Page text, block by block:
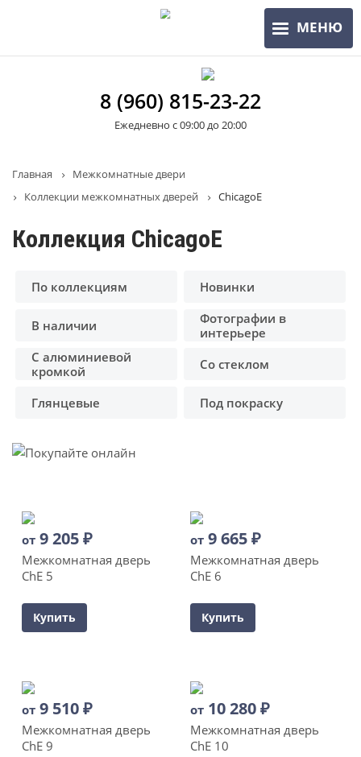
МЕНЮ
8 (960) 815-23-22
Ежедневно с 09:00 до 20:00
Строка
навигации
Главная
Межкомнатные двери
Коллекции межкомнатных дверей
ChicagoE
Коллекция ChicagoE
По коллекциям Новинки
В наличии
Фотографии в
интерьере
С алюминиевой
кромкой
Со стеклом
Глянцевые Под покраску
от 9 205₽
Межкомнатная дверь
ChE 5
Купить
от 9 665₽
Межкомнатная дверь
ChE 6
Купить
от 9 510₽
Межкомнатная дверь
ChE 9
от 10 280₽
Межкомнатная дверь
ChE 10